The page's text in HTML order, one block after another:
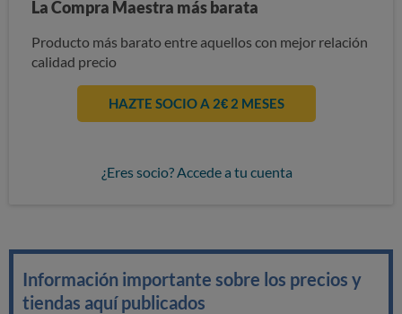
La Compra Maestra más barata
Producto más barato entre aquellos con mejor relación
calidad precio
HAZTE SOCIO A 2€ 2 MESES
¿Eres socio? Accede a tu cuenta
Información importante sobre los precios y
tiendas aquí publicados